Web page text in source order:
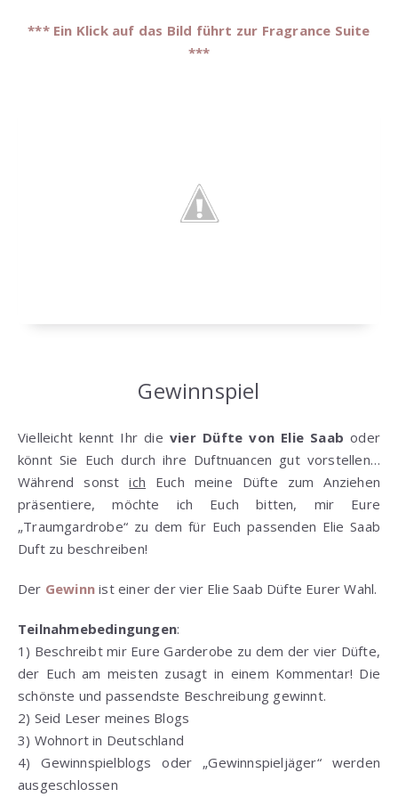
*** Ein Klick auf das Bild führt zur Fragrance Suite
***
Gewinnspiel
Vielleicht kennt Ihr dievier Düfte von Elie Saab oder
könnt Sie Euch durch ihre Duftnuancen gut vorstellen…
Während sonstich Euch meine Düfte zum Anziehen
präsentiere, möchte ich Euch bitten, mir Eure
„Traumgardrobe“ zu dem für Euch passenden Elie Saab
Duft zu beschreiben!
Der Gewinn ist einer der vier Elie Saab Düfte Eurer Wahl.
Teilnahmebedingungen:
1) Beschreibt mir Eure Garderobe zu dem der vier Düfte,
der Euch am meisten zusagt in einem Kommentar! Die
schönste und passendste Beschreibung gewinnt.
2) Seid Leser meines Blogs
3) Wohnort in Deutschland
4) Gewinnspielblogs oder „Gewinnspieljäger“ werden
ausgeschlossen